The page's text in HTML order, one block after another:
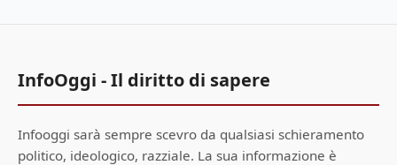
InfoOggi - Il diritto di sapere
Infooggi sarà sempre scevro da qualsiasi schieramento
politico, ideologico, razziale. La sua informazione è